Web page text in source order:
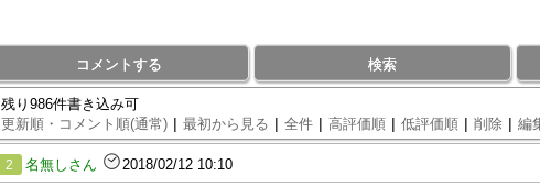
コメントする 検索
残り986件書き込み可
更新順・コメント順(通常) | 最初から見る | 全件 | 高評価順 | 低評価順 | 削除 | 編
2 名無しさん 2018/02/12 10:10